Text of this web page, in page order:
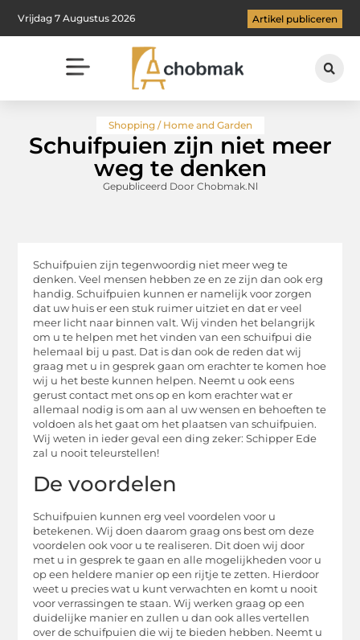
Vrijdag 7 Augustus 2026 Artikel publiceren
Shopping / Home and Garden
Schuifpuien zijn niet meer
weg te denken
Gepubliceerd Door Chobmak.nl
Schuifpuien zijn tegenwoordig niet meer weg te
denken. Veel mensen hebben ze en ze zijn dan ook erg
handig. Schuifpuien kunnen er namelijk voor zorgen
dat uw huis er een stuk ruimer uitziet en dat er veel
meer licht naar binnen valt. Wij vinden het belangrijk
om u te helpen met het vinden van een schuifpui die
helemaal bij u past. Dat is dan ook de reden dat wij
graag met u in gesprek gaan om erachter te komen hoe
wij u het beste kunnen helpen. Neemt u ook eens
gerust contact met ons op en kom erachter wat er
allemaal nodig is om aan al uw wensen en behoeften te
voldoen als het gaat om het plaatsen van schuifpuien.
Wij weten in ieder geval een ding zeker: Schipper Ede
zal u nooit teleurstellen!
De voordelen
Schuifpuien kunnen erg veel voordelen voor u
betekenen. Wij doen daarom graag ons best om deze
voordelen ook voor u te realiseren. Dit doen wij door
met u in gesprek te gaan en alle mogelijkheden voor u
op een heldere manier op een rijtje te zetten. Hierdoor
weet u precies wat u kunt verwachten en komt u nooit
voor verrassingen te staan. Wij werken graag op een
duidelijke manier en zullen u dan ook alles vertellen
over de schuifpuien die wij te bieden hebben. Neemt u